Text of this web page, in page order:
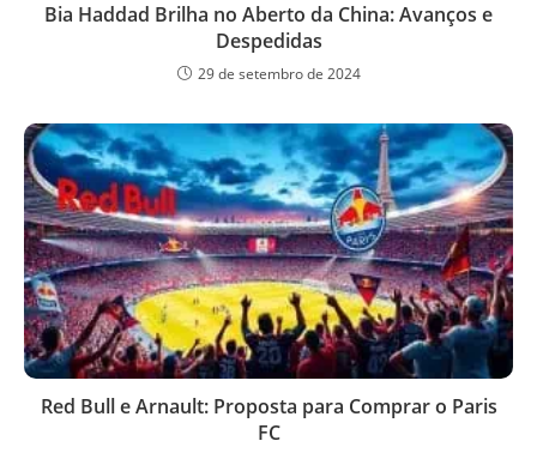
Bia Haddad Brilha no Aberto da China: Avanços e
Despedidas
29 de setembro de 2024
Red Bull e Arnault: Proposta para Comprar o Paris
FC